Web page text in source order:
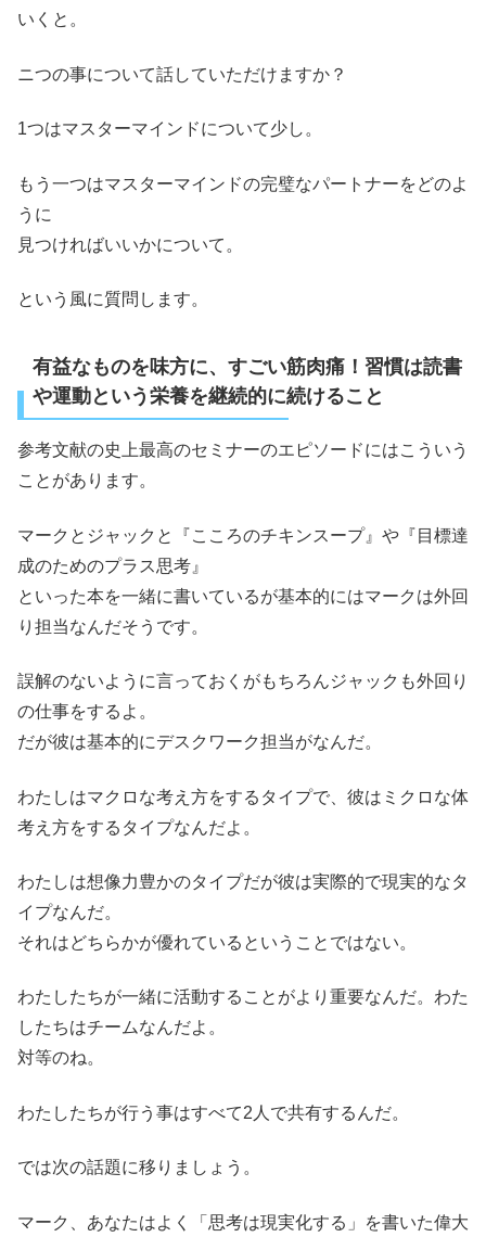
いくと。
ニつの事について話していただけますか？
1つはマスターマインドについて少し。
もう一つはマスターマインドの完璧なパートナーをどのよ
うに
見つければいいかについて。
という風に質問します。
有益なものを味方に、すごい筋肉痛！習慣は読書
や運動という栄養を継続的に続けること
参考文献の史上最高のセミナーのエピソードにはこういう
ことがあります。
マークとジャックと『こころのチキンスープ』や『目標達
成のためのプラス思考』
といった本を一緒に書いているが基本的にはマークは外回
り担当なんだそうです。
誤解のないように言っておくがもちろんジャックも外回り
の仕事をするよ。
だが彼は基本的にデスクワーク担当がなんだ。
わたしはマクロな考え方をするタイプで、彼はミクロな体
考え方をするタイプなんだよ。
わたしは想像力豊かのタイプだが彼は実際的で現実的なタ
イプなんだ。
それはどちらかが優れているということではない。
わたしたちが一緒に活動することがより重要なんだ。わた
したちはチームなんだよ。
対等のね。
わたしたちが行う事はすべて2人で共有するんだ。
では次の話題に移りましょう。
マーク、あなたはよく「思考は現実化する」を書いた偉大